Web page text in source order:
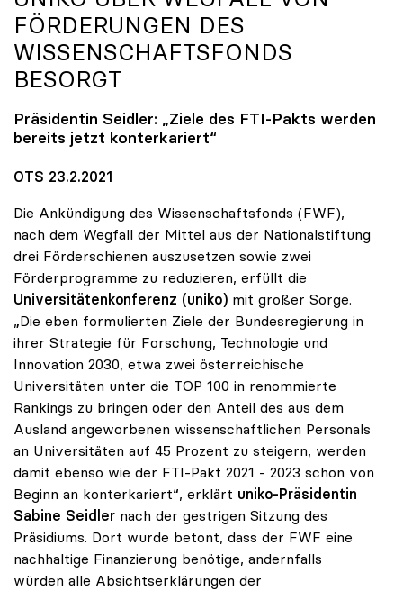
FÖRDERUNGEN DES
WISSENSCHAFTSFONDS
BESORGT
Präsidentin Seidler: „Ziele des FTI-Pakts werden
bereits jetzt konterkariert“
OTS 23.2.2021
Die Ankündigung des Wissenschaftsfonds (FWF),
nach dem Wegfall der Mittel aus der Nationalstiftung
drei Förderschienen auszusetzen sowie zwei
Förderprogramme zu reduzieren, erfüllt die
Universitätenkonferenz (uniko) mit großer Sorge.
„Die eben formulierten Ziele der Bundesregierung in
ihrer Strategie für Forschung, Technologie und
Innovation 2030, etwa zwei österreichische
Universitäten unter die TOP 100 in renommierte
Rankings zu bringen oder den Anteil des aus dem
Ausland angeworbenen wissenschaftlichen Personals
an Universitäten auf 45 Prozent zu steigern, werden
damit ebenso wie der FTI-Pakt 2021 - 2023 schon von
Beginn an konterkariert“, erklärt uniko-Präsidentin
Sabine Seidler nach der gestrigen Sitzung des
Präsidiums. Dort wurde betont, dass der FWF eine
nachhaltige Finanzierung benötige, andernfalls
würden alle Absichtserklärungen der